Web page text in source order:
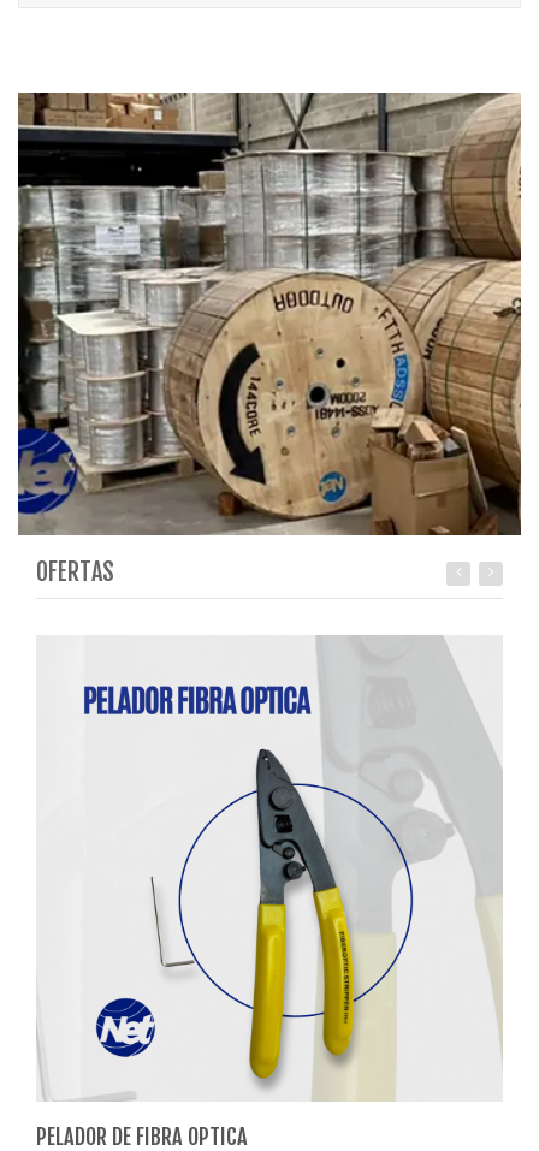
OFERTAS
PELADOR DE FIBRA OPTICA